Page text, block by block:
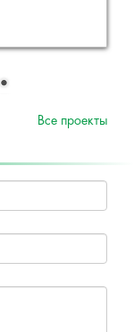
Все проекты